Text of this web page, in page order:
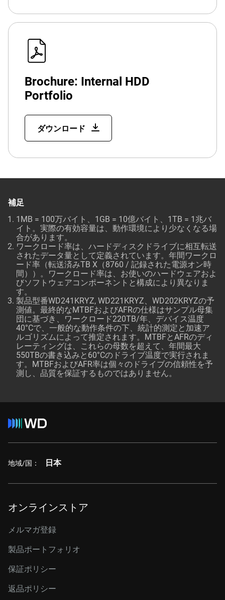
Brochure: Internal HDD
Portfolio
ダウンロード
補足
1MB = 100万バイト、1GB = 10億バイト、1TB = 1兆バ
イト。実際の有効容量は、動作環境により少なくなる場
合があります。
ワークロード率は、ハードディスクドライブに相互転送
されたデータ量として定義されています。年間ワークロ
ード率（転送済みTB X（8760 / 記録された電源オン時
間））。ワークロード率は、お使いのハードウェアおよ
びソフトウェアコンポーネントと構成により異なりま
す。
製品型番WD241KRYZ, WD221KRYZ、WD202KRYZの予
測値。最終的なMTBFおよびAFRの仕様はサンプル母集
団に基づき、ワークロード220TB/年、デバイス温度
40°Cで、一般的な動作条件の下、統計的測定と加速ア
ルゴリズムによって推定されます。MTBFとAFRのディ
レーティングは、これらの母数を超えて、年間最大
550TBの書き込みと60°Cのドライブ温度で実行されま
す。MTBFおよびAFR率は個々のドライブの信頼性を予
測し、品質を保証するものではありません。
地域/国： 日本
オンラインストア
メルマガ登録
製品ポートフォリオ
保証ポリシー
返品ポリシー